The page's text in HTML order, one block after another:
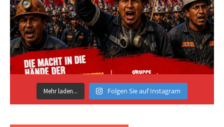
Mehr laden... Folgen Sie auf Instagram